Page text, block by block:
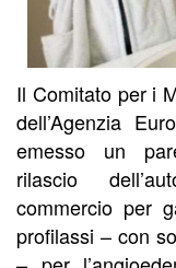
Il Comitato per i
dell’Agenzia
emesso un
rilascio
commercio per
profilassi – con